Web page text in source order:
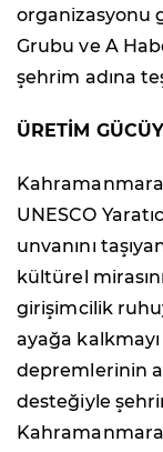
organizasyonu
Grubu ve A
şehrim adına
ÜRETİM
UNESCO
unvanını
kültürel
girişimcilik
ayağa
depremlerinin
desteğiyle